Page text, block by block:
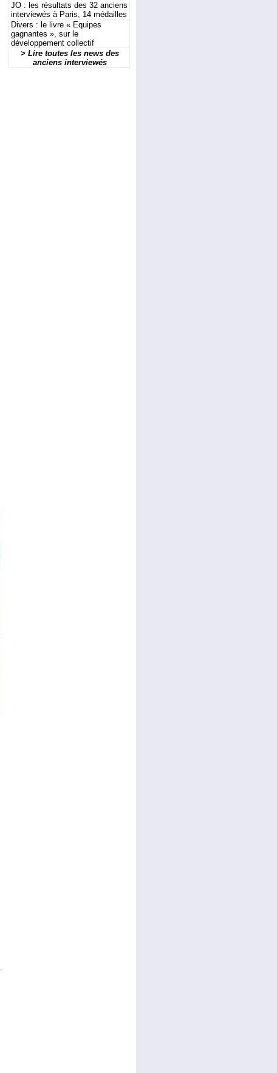
JO : les résultats des 32 anciens
interviewés à Paris, 14 médailles
Divers : le livre « Equipes
gagnantes », sur le
développement collectif
> Lire toutes les news des
anciens interviewés